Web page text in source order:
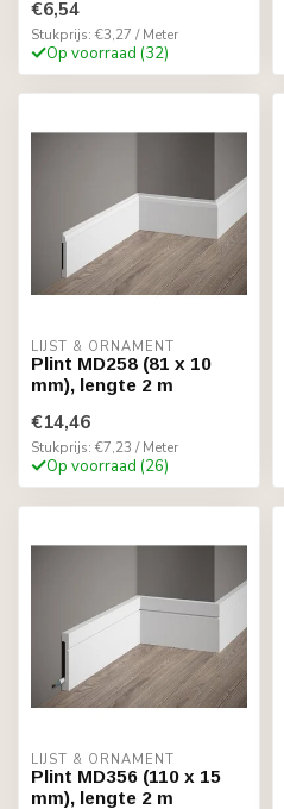
€6,54
Stukprijs: €3,27 / Meter
Op voorraad (32)
LIJST & ORNAMENT
Plint MD258 (81 x 10
mm), lengte 2 m
€14,46
Stukprijs: €7,23 / Meter
Op voorraad (26)
LIJST & ORNAMENT
Plint MD356 (110 x 15
mm), lengte 2 m